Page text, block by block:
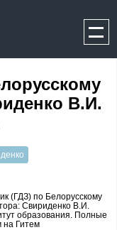
В.И.
(ГДЗ) по Белорусскому
Свириденко В.И.
образования. Полные
на Гитем